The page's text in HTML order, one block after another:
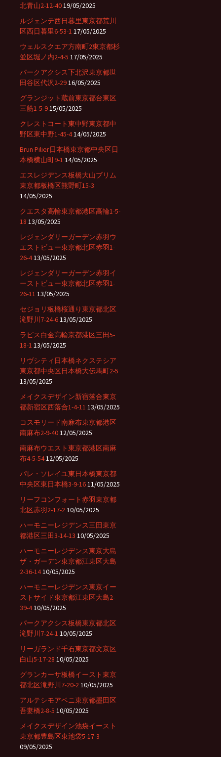
北青山2-12-4019/05/2025
ルジェンテ西日暮里東京都荒川
区西日暮里6-53-1 17/05/2025
ウェルスクエア方南町2東京都杉
並区堀ノ内2-4-5 17/05/2025
パークアクシス下北沢東京都世
田谷区代沢2-2916/05/2025
グランジット蔵前東京都台東区
三筋1-5-915/05/2025
クレストコート東中野東京都中
野区東中野1-45-414/05/2025
Brun Pilier日本橋東京都中央区日
本橋横山町9-1 14/05/2025
エスレジデンス板橋大山ブリム
東京都板橋区熊野町15-3
14/05/2025
クエスタ高輪東京都港区高輪1-5-
18 13/05/2025
レジェンダリーガーデン赤羽ウ
エストビュー東京都北区赤羽1-
26-413/05/2025
レジェンダリーガーデン赤羽イ
ーストビュー東京都北区赤羽1-
26-11 13/05/2025
セジョリ板橋桜通り東京都北区
滝野川7-24-613/05/2025
ラピス白金高輪京都港区三田5-
18-1 13/05/2025
リヴシティ日本橋ネクステシア
東京都中央区日本橋大伝馬町2-5
13/05/2025
メイクスデザイン新宿落合東京
都新宿区西落合1-4-11 13/05/2025
コスモリード南麻布東京都港区
南麻布2-9-4012/05/2025
南麻布ウエスト東京都港区南麻
布4-5-5412/05/2025
パレ・ソレイユ東日本橋東京都
中央区東日本橋3-9-1611/05/2025
リーフコンフォート赤羽東京都
北区赤羽2-17-210/05/2025
ハーモニーレジデンス三田東京
都港区三田3-14-13 10/05/2025
ハーモニーレジデンス東京大島
ザ・ガーデン東京都江東区大島
2-36-1410/05/2025
ハーモニーレジデンス東京イー
ストサイド東京都江東区大島2-
39-410/05/2025
パークアクシス板橋東京都北区
滝野川7-24-1 10/05/2025
リーガランド千石東京都文京区
白山5-17-28 10/05/2025
グランカーサ板橋イースト東京
都北区滝野川7-20-210/05/2025
アルテシモアベニ東京都墨田区
吾妻橋2-8-5 10/05/2025
メイクスデザイン池袋イースト
東京都豊島区東池袋5-17-3
09/05/2025